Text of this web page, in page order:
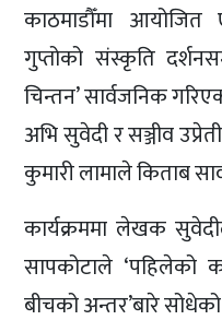
काठमाडौँमा आयोजित
गुप्तोको संस्कृति
चिन्तन’ सार्वजनिक
अभि सुवेदी र सञ्जीव
कुमारी लामाले किताब
कार्यक्रममा लेखक
सापकोटाले ‘पहिलेको
बीचको अन्तर’बारे